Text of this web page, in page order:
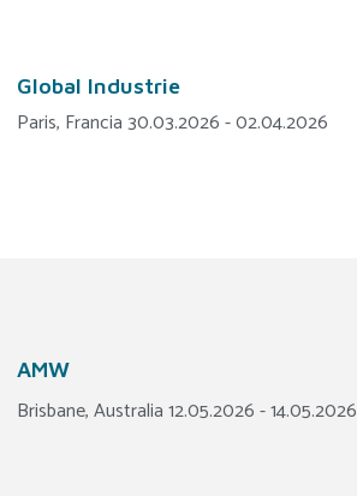
Global Industrie
Paris, Francia 30.03.2026 - 02.04.2026
AMW
Brisbane, Australia 12.05.2026 - 14.05.2026